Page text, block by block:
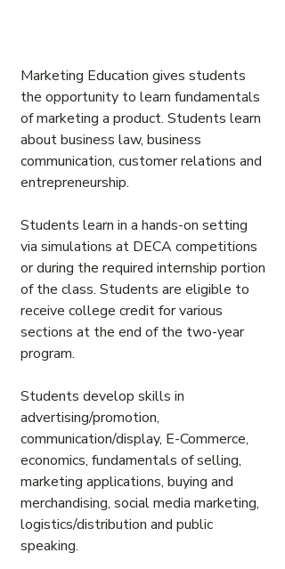
Marketing Education gives students
the opportunity to learn fundamentals
of marketing a product. Students learn
about business law, business
communication, customer relations and
entrepreneurship.
Students learn in a hands-on setting
via simulations at DECA competitions
or during the required internship portion
of the class. Students are eligible to
receive college credit for various
sections at the end of the two-year
program.
Students develop skills in
advertising/promotion,
communication/display, E-Commerce,
economics, fundamentals of selling,
marketing applications, buying and
merchandising, social media marketing,
logistics/distribution and public
speaking.